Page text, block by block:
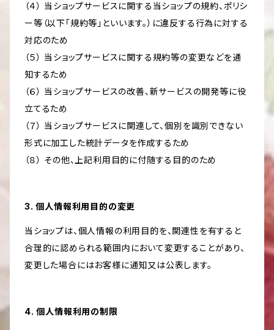
（４） 当ショップサービスに関する当ショップの規約、ポリシ
ー等（以下「規約等」といいます。）に違反する行為に対する
対応のため
（５） 当ショップサービスに関する規約等の変更などを通
知するため
（６） 当ショップサービスの改善、新サービスの開発等に役
立てるため
（７） 当ショップサービスに関連して、個別を識別できない
形式に加工した統計データを作成するため
（８） その他、上記利用目的に付随する目的のため
3. 個人情報利用目的の変更
当ショップは、個人情報の利用目的を、関連性を有すると
合理的に認められる範囲内において変更することがあり、
変更した場合にはお客様に通知又は公表します。
4. 個人情報利用の制限